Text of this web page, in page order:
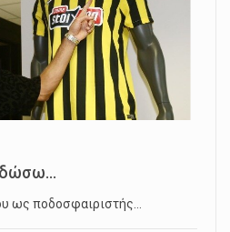
δώσω...
ως ποδοσφαιριστής…